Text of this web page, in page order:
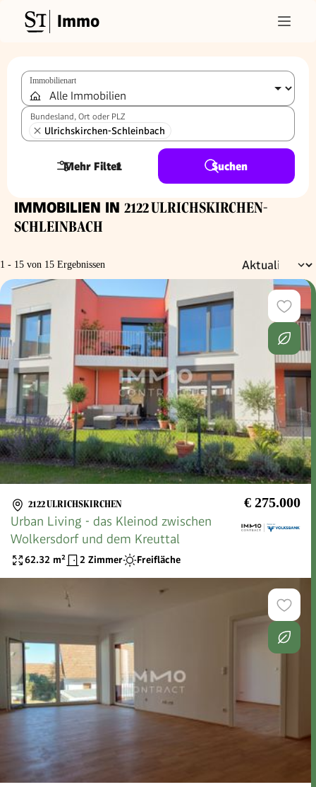
Immo
Immobilienart
Bundesland, Ort oder PLZ
Ulrichskirchen-Schleinbach
Mehr Filter
1 Suchen
IMMOBILIEN IN 2122 ULRICHSKIRCHEN-
SCHLEINBACH
1 - 15 von 15 Ergebnissen
2122 ULRICHSKIRCHEN € 275.000
Urban Living - das Kleinod zwischen
Wolkersdorf und dem Kreuttal
62.32 m² 2 Zimmer Freifläche